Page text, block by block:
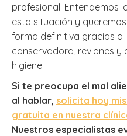
profesional. Entendemos
esta situación y
forma definitiva gracias a
conservadora, reviones y
higiene.
Si te preocupa el mal
al hablar, solicita hoy
gratuita en nuestra
Nuestros especialistas